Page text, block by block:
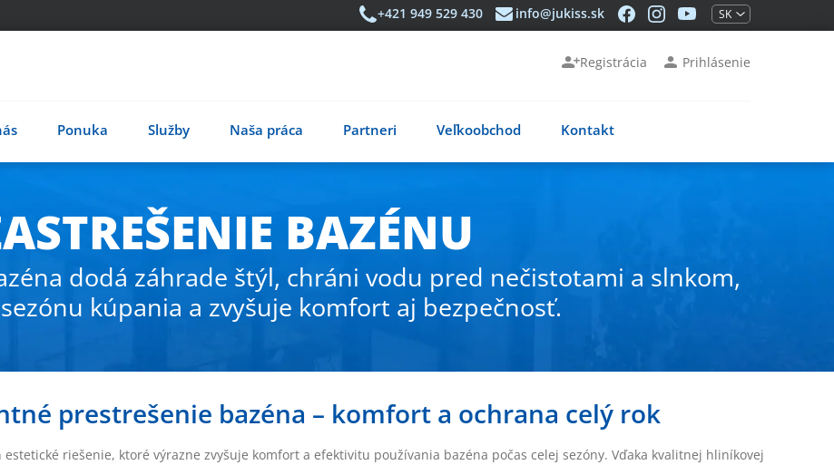
SK
jukiss.sk
na
jukiss.sk
na
jukiss.sk
na
+421 949 529 430 info@jukiss.sk
Registrácia Prihlásenie
Ponuka Služby Naša práca Partneri Veľkoobchod Kontakt
BAZÉNU
dodá záhrade štýl, chráni vodu pred nečistotami a slnkom,
kúpania a zvyšuje komfort aj bezpečnosť.
prestrešenie bazéna – komfort a ochrana celý rok
riešenie, ktoré výrazne zvyšuje komfort a efektivitu používania bazéna počas celej sezóny. Vďaka kvalitnej hliníkovej